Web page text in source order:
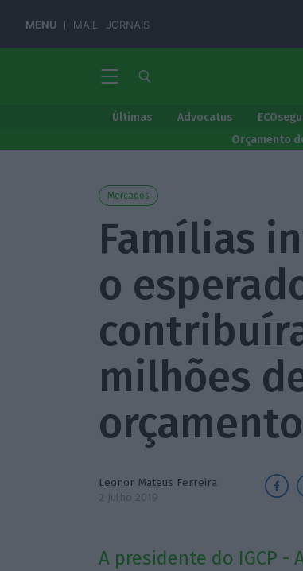
MENU MAIL JORNAIS
Últimas Advocatus
Orçamento
Mercados
Famílias
o
milhões
orçamento
Leonor Mateus Ferreira
2 Julho 2019
A presidente do IGCP -